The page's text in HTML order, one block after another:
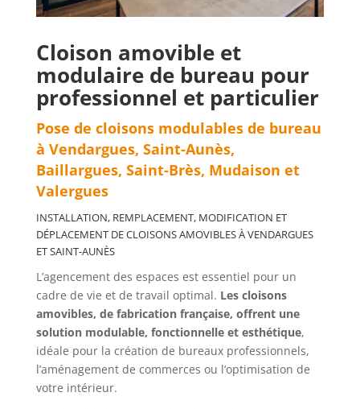
Cloison amovible et
modulaire de bureau pour
professionnel et particulier
Pose de cloisons modulablesde bureau
à Vendargues, Saint-Aunès,
Baillargues, Saint-Brès, Mudaison et
Valergues
INSTALLATION, REMPLACEMENT, MODIFICATION ET
DÉPLACEMENT DE CLOISONS AMOVIBLESÀ VENDARGUES
ET SAINT-AUNÈS
L’agencement des espaces est essentiel pour un
cadre de vie et de travail optimal. Les cloisons
amovibles, de fabrication française, offrent une
solution modulable, fonctionnelle et esthétique,
idéale pour la création de bureaux professionnels,
l’aménagement de commerces ou l’optimisation de
votre intérieur.